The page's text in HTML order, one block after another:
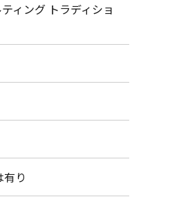
ィング トラディショ
り